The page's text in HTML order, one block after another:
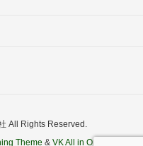
All Rights Reserved.
Theme & VK All in One